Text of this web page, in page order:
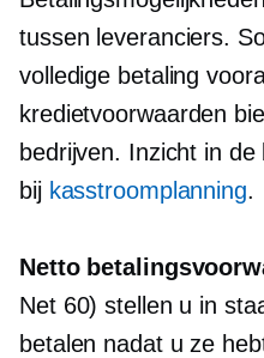
tussen leveranciers.
volledige betaling
kredietvoorwaarden
bedrijven. Inzicht in
bij kasstroomplanning.
Netto
Net 60) stellen u in
betalen nadat u ze